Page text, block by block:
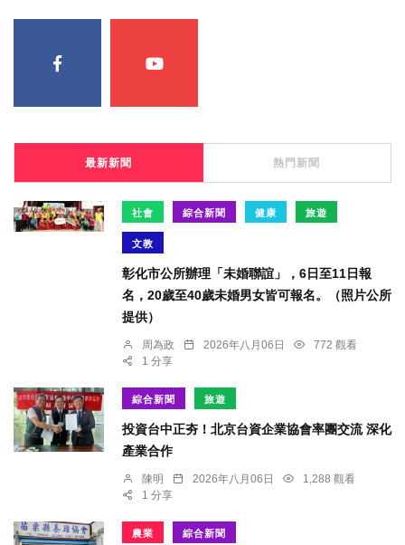
最新新聞 熱門新聞
社會 綜合新聞 健康 旅遊
文教
彰化市公所辦理「未婚聯誼」，6日至11日報
名，20歲至40歲未婚男女皆可報名。（照片公所
提供）
周為政 2026年八月06日
772 觀看
1 分享
綜合新聞 旅遊
投資台中正夯！北京台資企業協會率團交流 深化
產業合作
陳明 2026年八月06日
1,288 觀看
1 分享
農業 綜合新聞